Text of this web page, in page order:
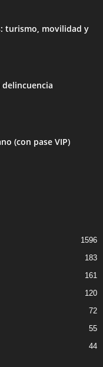
turismo, movilidad y
(con pase VIP)
1596
183
161
120
72
55
44